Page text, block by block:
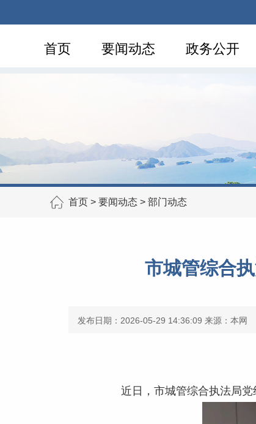
首页 要闻动态 政务公开
首页 > 要闻动态 > 部门动态
市城管综合
发布日期：2026-05-29 14:36:09 来源：本网
近日，市城管综合执法局